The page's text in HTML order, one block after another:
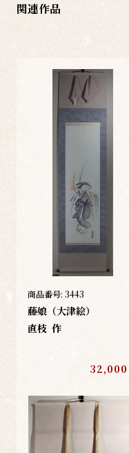
関連作品
商品番号: 3443
藤娘（大津絵）
直枝 作
32,000